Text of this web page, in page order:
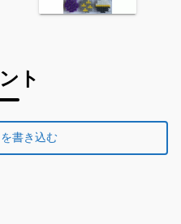
ト
書き込む